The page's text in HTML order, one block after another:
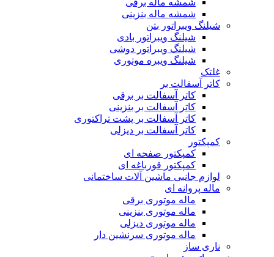
شمشه ماله برقی
شمشه ماله بنزینی
شیلنگ ویبراتور بتن
شیلنگ ویبراتور بادی
شیلنگ ویبراتور دوشی
شیلنگ ویبره موتوری
غلتک
کاتر آسفالت بر
کاتر آسفالت بر برقی
کاتر آسفالت بر بنزینی
کاتر آسفالت بر پشت تراکتوری
کاتر آسفالت بر دیزلی
کمپکتور
کمپکتور صفحه ای
کمپکتور قورباغه ای
لوازم جانبی ماشین آلات ساختمانی
ماله پروانه ای
ماله موتوری برقی
ماله موتوری بنزینی
ماله موتوری دیزلی
ماله موتوری سرنشین دار
ناری ساز